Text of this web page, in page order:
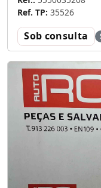
Ref. TP: 35526
Sob consulta